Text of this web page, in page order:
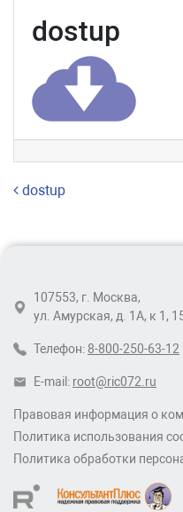
dostup
Навигация по
dostup
Правовая информация о
Политика использования
Политика обработки
107553, г. Москва,
ул. Амурская, д. 1А, к 1,
Телефон: 8-800-250-63-12
E-mail: root@ric072.ru